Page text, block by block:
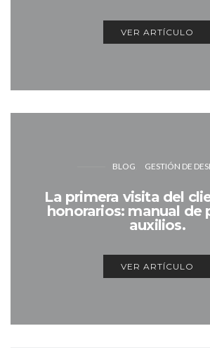
VER ARTÍCULO
BLOG GESTIÓN DE
La primera visita del
honorarios: manual de
auxilios.
VER ARTÍCULO